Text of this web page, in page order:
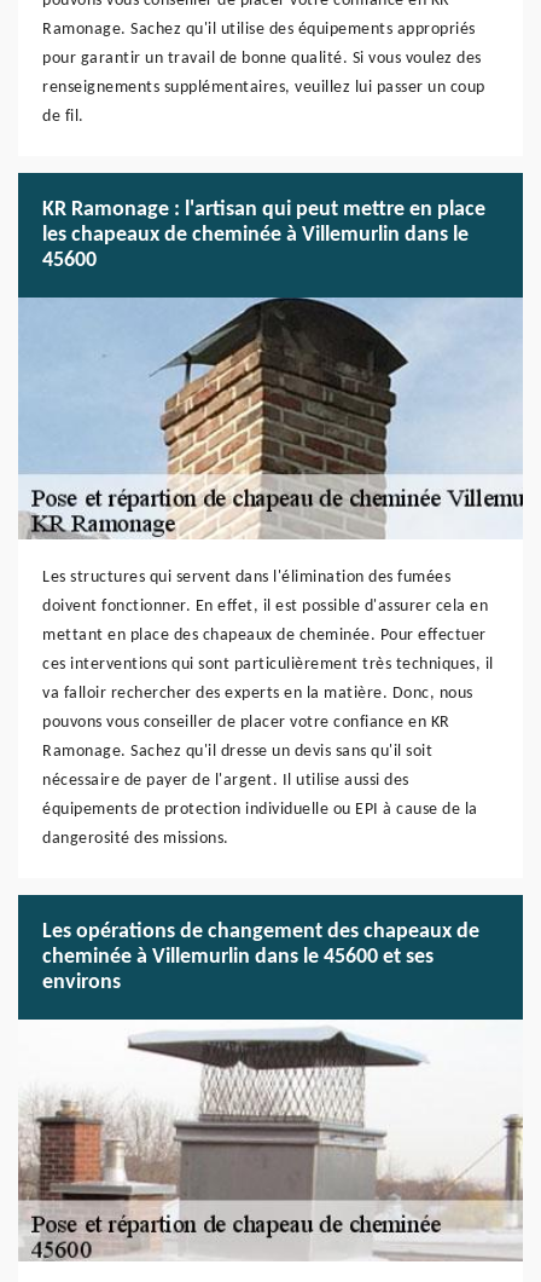
Ramonage. Sachez qu'il utilise des équipements appropriés
pour garantir un travail de bonne qualité. Si vous voulez des
renseignements supplémentaires, veuillez lui passer un coup
de fil.
KR Ramonage : l'artisan qui peut mettre en place
les chapeaux de cheminée à Villemurlin dans le
45600
Les structures qui servent dans l'élimination des fumées
doivent fonctionner. En effet, il est possible d'assurer cela en
mettant en place des chapeaux de cheminée. Pour effectuer
ces interventions qui sont particulièrement très techniques, il
va falloir rechercher des experts en la matière. Donc, nous
pouvons vous conseiller de placer votre confiance en KR
Ramonage. Sachez qu'il dresse un devis sans qu'il soit
nécessaire de payer de l'argent. Il utilise aussi des
équipements de protection individuelle ou EPI à cause de la
dangerosité des missions.
Les opérations de changement des chapeaux de
cheminée à Villemurlin dans le 45600 et ses
environs